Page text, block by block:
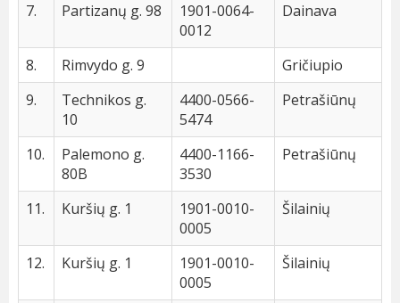
7. Partizanų g. 98
1901-0064-
0012
Dainava
8. Rimvydo g. 9
Gričiupio
9.
Technikos g.
10
4400-0566-
5474
Petrašiūnų
10.
Palemono g.
80B
4400-1166-
3530
Petrašiūnų
11. Kuršių g. 1
1901-0010-
0005
Šilainių
12. Kuršių g. 1
1901-0010-
0005
Šilainių